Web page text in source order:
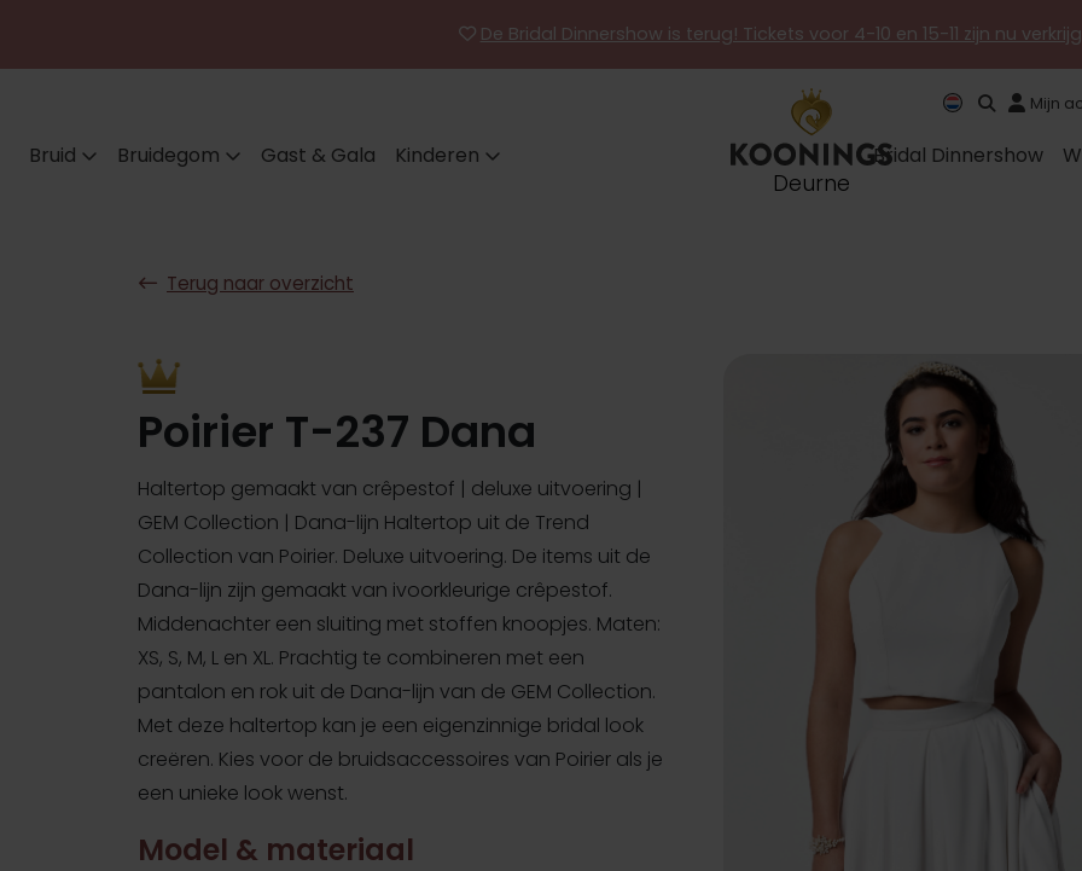
De Bridal Dinnershow is terug! Tickets voor 4-10 en 15-11 zijn nu
Bruid Bruidegom Gast & Gala Kinderen
Deurne
Mijn
Bridal Dinnershow
Terug naar overzicht
Poirier T-237 Dana
Haltertop gemaakt van crêpestof | deluxe uitvoering |
GEM Collection | Dana-lijn Haltertop uit de Trend
Collection van Poirier. Deluxe uitvoering. De items uit de
Dana-lijn zijn gemaakt van ivoorkleurige crêpestof.
Middenachter een sluiting met stoffen knoopjes. Maten:
XS, S, M, L en XL. Prachtig te combineren met een
pantalon en rok uit de Dana-lijn van de GEM Collection.
Met deze haltertop kan je een eigenzinnige bridal look
creëren. Kies voor de bruidsaccessoires van Poirier als je
een unieke look wenst.
Model & materiaal